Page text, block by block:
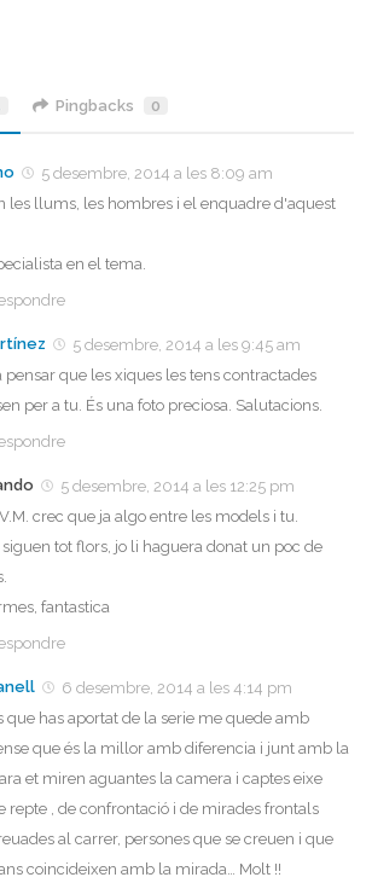
Pingbacks 0
5 desembre, 2014 a les 8:09 am
les llums, les hombres i el enquadre d'aquest
en el tema.
5 desembre, 2014 a les 9:45 am
pensar que les xiques les tens contractades
per a tu. És una foto preciosa. Salutacions.
5 desembre, 2014 a les 12:25 pm
crec que ja algo entre les models i tu.
siguen tot flors, jo li haguera donat un poc de
fantastica
6 desembre, 2014 a les 4:14 pm
que has aportat de la serie me quede amb
que és la millor amb diferencia i junt amb la
et miren aguantes la camera i captes eixe
repte , de confrontació i de mirades frontals
al carrer, persones que se creuen i que
coincideixen amb la mirada… Molt !!